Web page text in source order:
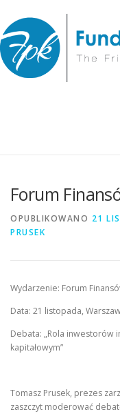
treści
Forum
OPUBLIKOWANO 21
PRUSEK
Wydarzenie: Forum
Data: 21 listopada,
Debata: „Rola inwestorów
kapitałowym”
Tomasz Prusek, prezes
zaszczyt moderować